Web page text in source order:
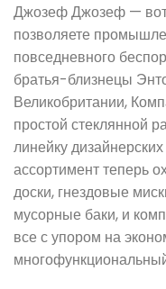
Джозеф Джозеф — вот
позволяете
повседневного
братья-близнецы
Великобритании,
простой стеклянной
линейку
ассортимент теперь
доски, гнездовые
мусорные баки, и
все с упором на